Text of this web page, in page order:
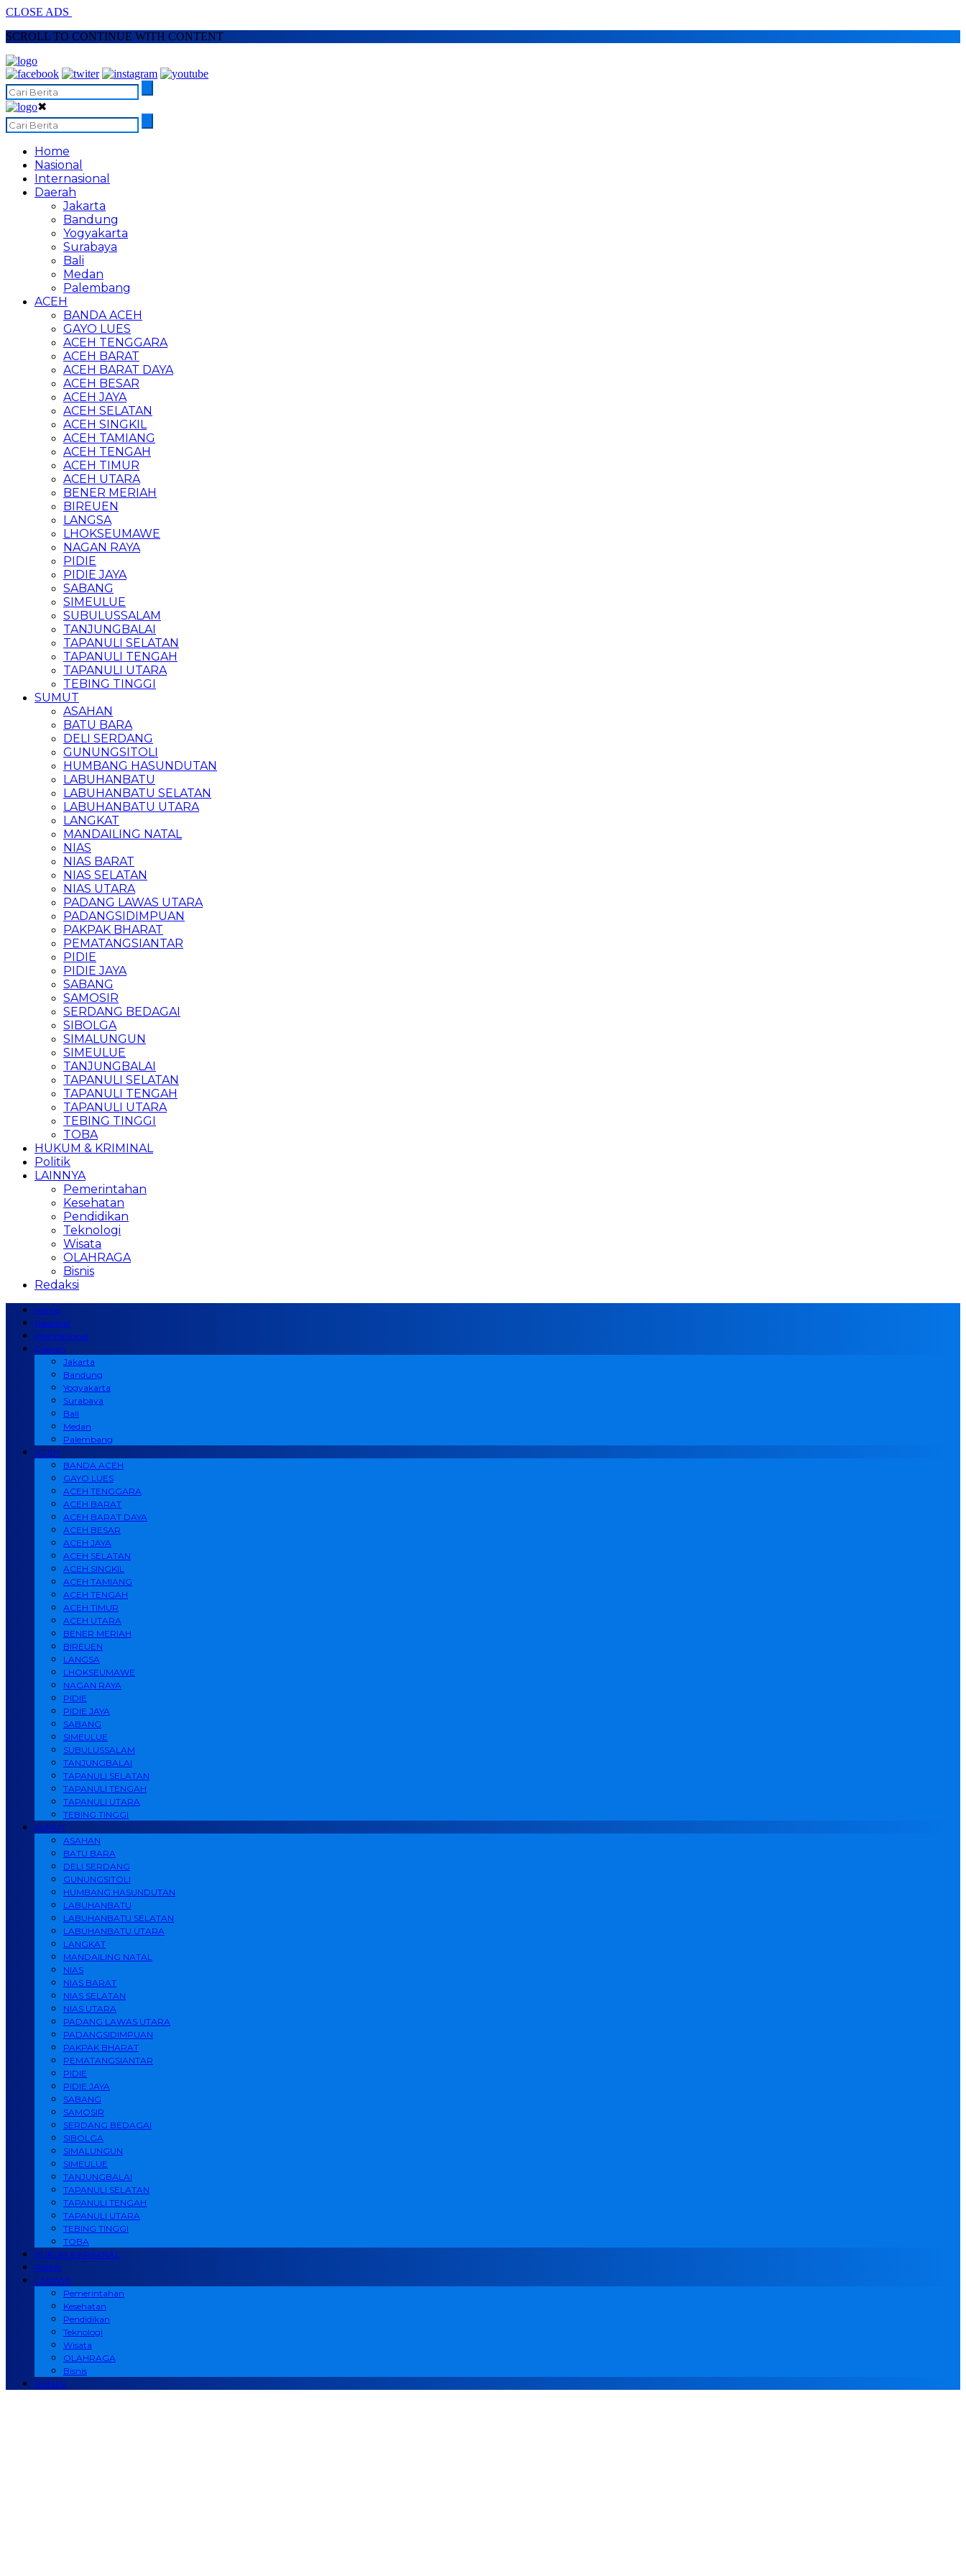
CLOSE ADS
SCROLL TO CONTINUE WITH CONTENT
✖
Home
Nasional
Internasional
Daerah
Jakarta
Bandung
Yogyakarta
Surabaya
Bali
Medan
Palembang
ACEH
BANDA ACEH
GAYO LUES
ACEH TENGGARA
ACEH BARAT
ACEH BARAT DAYA
ACEH BESAR
ACEH JAYA
ACEH SELATAN
ACEH SINGKIL
ACEH TAMIANG
ACEH TENGAH
ACEH TIMUR
ACEH UTARA
BENER MERIAH
BIREUEN
LANGSA
LHOKSEUMAWE
NAGAN RAYA
PIDIE
PIDIE JAYA
SABANG
SIMEULUE
SUBULUSSALAM
TANJUNGBALAI
TAPANULI SELATAN
TAPANULI TENGAH
TAPANULI UTARA
TEBING TINGGI
SUMUT
ASAHAN
BATU BARA
DELI SERDANG
GUNUNGSITOLI
HUMBANG HASUNDUTAN
LABUHANBATU
LABUHANBATU SELATAN
LABUHANBATU UTARA
LANGKAT
MANDAILING NATAL
NIAS
NIAS BARAT
NIAS SELATAN
NIAS UTARA
PADANG LAWAS UTARA
PADANGSIDIMPUAN
PAKPAK BHARAT
PEMATANGSIANTAR
PIDIE
PIDIE JAYA
SABANG
SAMOSIR
SERDANG BEDAGAI
SIBOLGA
SIMALUNGUN
SIMEULUE
TANJUNGBALAI
TAPANULI SELATAN
TAPANULI TENGAH
TAPANULI UTARA
TEBING TINGGI
TOBA
HUKUM & KRIMINAL
Politik
LAINNYA
Pemerintahan
Kesehatan
Pendidikan
Teknologi
Wisata
OLAHRAGA
Bisnis
Redaksi
Home
Nasional
Internasional
Daerah
Jakarta
Bandung
Yogyakarta
Surabaya
Bali
Medan
Palembang
ACEH
BANDA ACEH
GAYO LUES
ACEH TENGGARA
ACEH BARAT
ACEH BARAT DAYA
ACEH BESAR
ACEH JAYA
ACEH SELATAN
ACEH SINGKIL
ACEH TAMIANG
ACEH TENGAH
ACEH TIMUR
ACEH UTARA
BENER MERIAH
BIREUEN
LANGSA
LHOKSEUMAWE
NAGAN RAYA
PIDIE
PIDIE JAYA
SABANG
SIMEULUE
SUBULUSSALAM
TANJUNGBALAI
TAPANULI SELATAN
TAPANULI TENGAH
TAPANULI UTARA
TEBING TINGGI
SUMUT
ASAHAN
BATU BARA
DELI SERDANG
GUNUNGSITOLI
HUMBANG HASUNDUTAN
LABUHANBATU
LABUHANBATU SELATAN
LABUHANBATU UTARA
LANGKAT
MANDAILING NATAL
NIAS
NIAS BARAT
NIAS SELATAN
NIAS UTARA
PADANG LAWAS UTARA
PADANGSIDIMPUAN
PAKPAK BHARAT
PEMATANGSIANTAR
PIDIE
PIDIE JAYA
SABANG
SAMOSIR
SERDANG BEDAGAI
SIBOLGA
SIMALUNGUN
SIMEULUE
TANJUNGBALAI
TAPANULI SELATAN
TAPANULI TENGAH
TAPANULI UTARA
TEBING TINGGI
TOBA
HUKUM & KRIMINAL
Politik
LAINNYA
Pemerintahan
Kesehatan
Pendidikan
Teknologi
Wisata
OLAHRAGA
Bisnis
Redaksi